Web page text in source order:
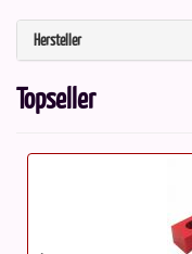
Hersteller
Topseller